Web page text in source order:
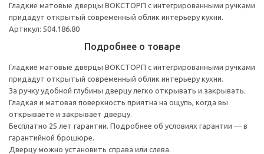
Гладкие матовые дверцы ВОКСТОРП с интегрированными ручками
придадут открытый современный облик интерьеру кухни.
Артикул: 504.186.80
Подробнее о товаре
Гладкие матовые дверцы ВОКСТОРП с интегрированными ручками
придадут открытый современный облик интерьеру кухни.
За ручку удобной глубины дверцу легко открывать и закрывать.
Гладкая и матовая поверхность приятна на ощупь, когда вы
открываете и закрывает дверцу.
Бесплатно 25 лет гарантии. Подробнее об условиях гарантии — в
гарантийной брошюре.
Дверцу можно установить справа или слева.